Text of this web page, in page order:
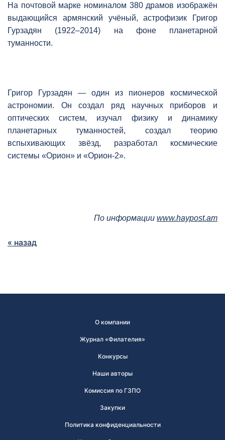
На почтовой марке номиналом 380 драмов изображён
выдающийся армянский учёный, астрофизик Григор
Гурзадян (1922–2014) на фоне планетарной
туманности.
Григор Гурзадян — один из пионеров космической
астрономии. Он создал ряд научных приборов и
оптических систем, изучал физику и динамику
планетарных туманностей, создал теорию
вспыхивающих звёзд, разработал космические
системы «Орион» и «Орион-2».
По информации www.haypost.am
« назад
О компании
Журнал «Филателия»
Конкурсы
Наши авторы
Комиссия по ГЗПО
Закупки
Политика конфиденциальности